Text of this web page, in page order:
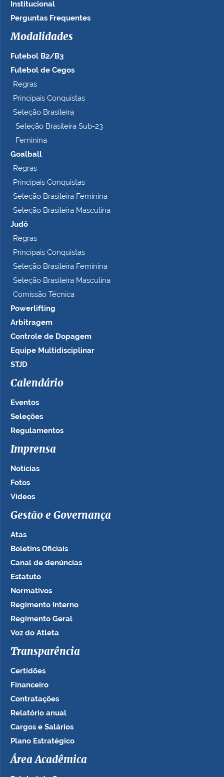
Institucional
Perguntas Frequentes
Modalidades
Futebol B2/B3
Futebol de Cegos
Regras
Principais Conquistas
Seleção Brasileira
Seleção Brasileira Sub-23
Feminina
Goalball
Regras
Principais Conquistas
Seleção Brasileira Feminina
Seleção Brasileira Masculina
Judô
Regras
Principais Conquistas
Seleção Brasileira Feminina
Seleção Brasileira Masculina
Comissão Técnica
Powerlifting
Arbitragem
Controle de Dopagem
Equipe Multidisciplinar
STJD
Calendário
Eventos
Seleções
Regulamentos
Imprensa
Notícias
Fotos
Vídeos
Gestão e Governança
Atas
Boletins Oficiais
Canal de denúncias
Estatuto
Normativos
Regimento Interno
Regimento Geral
Voz do Atleta
Transparência
Certidões
Financeiro
Contratações
Relatório anual
Cargos e Salários
Plano Estratégico
Área Acadêmica